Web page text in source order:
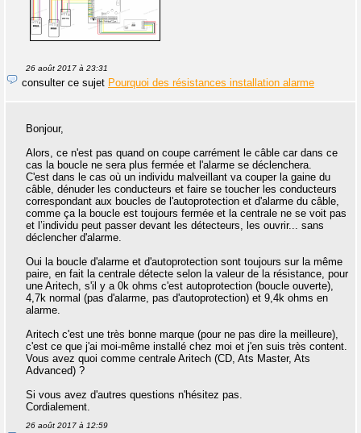
26 août 2017 à 23:31
consulter ce sujet Pourquoi des résistances installation alarme
Bonjour,
Alors, ce n'est pas quand on coupe carrément le câble car dans ce
cas la boucle ne sera plus fermée et l'alarme se déclenchera.
C'est dans le cas où un individu malveillant va couper la gaine du
câble, dénuder les conducteurs et faire se toucher les conducteurs
correspondant aux boucles de l'autoprotection et d'alarme du câble,
comme ça la boucle est toujours fermée et la centrale ne se voit pas
et l’individu peut passer devant les détecteurs, les ouvrir... sans
déclencher d'alarme.
Oui la boucle d'alarme et d'autoprotection sont toujours sur la même
paire, en fait la centrale détecte selon la valeur de la résistance, pour
une Aritech, s'il y a 0k ohms c'est autoprotection (boucle ouverte),
4,7k normal (pas d'alarme, pas d'autoprotection) et 9,4k ohms en
alarme.
Aritech c'est une très bonne marque (pour ne pas dire la meilleure),
c'est ce que j'ai moi-même installé chez moi et j'en suis très content.
Vous avez quoi comme centrale Aritech (CD, Ats Master, Ats
Advanced) ?
Si vous avez d'autres questions n'hésitez pas.
Cordialement.
26 août 2017 à 12:59